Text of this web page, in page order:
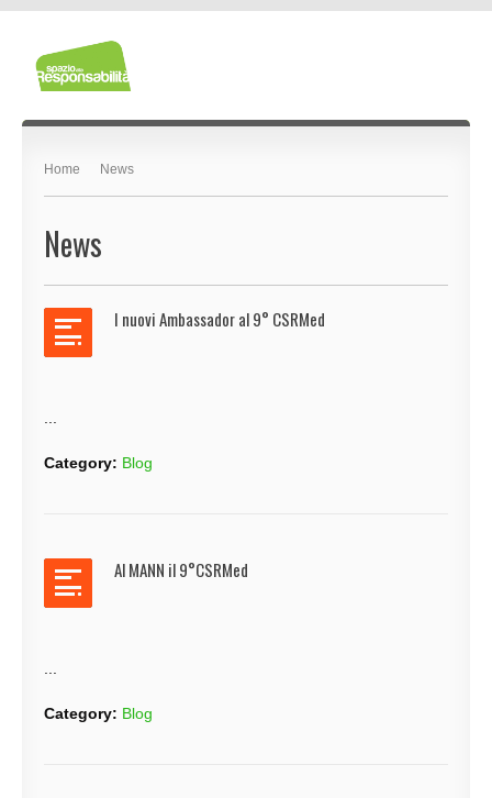
Home News
News
I nuovi Ambassador al 9° CSRMed
Category: Blog
Al MANN il 9°CSRMed
Category: Blog